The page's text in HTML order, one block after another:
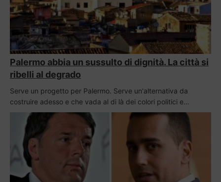
Palermo abbia un sussulto di dignità. La città si
ribelli al degrado
Serve un progetto per Palermo. Serve un'alternativa da
costruire adesso e che vada al di là dei colori politici e…